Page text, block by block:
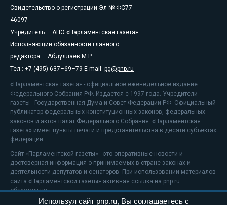
Свидетельство о регистрации Эл № ФС77-
46097
Учредитель — АНО «Парламентская газета»
Исполняющий обязанности главного
редактора — Абдуллаев М.Р.
Тел.: +7 (495) 637–69–79 E-mail: pg@pnp.ru
«Парламентская газета» - официальное еженедельное издание
Федерального Собрания РФ. Издается с 1997 года. Учредители
газеты - Государственная Дума и Совет Федерации РФ. Официальный
публикатор федеральных конституционных законов, федеральных
законов и актов палат Федерального Собрания. «Парламентская
газета» имеет пункты печати и представительства в десяти субъектах
федерации.
Сайт «Парламентской газеты» - это оперативные новости и
достоверная информация о принимаемых в стране законах и
деятельности депутатов и сенаторов. При использовании материалов
сайта «Парламентской газеты» активная ссылка на pnp.ru
обязательна.
Используя сайт pnp.ru, Вы соглашаетесь с